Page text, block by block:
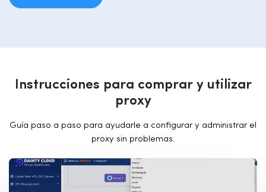
Instrucciones para comprar y utilizar
proxy
Guía paso a paso para ayudarle a configurar y administrar el
proxy sin problemas.